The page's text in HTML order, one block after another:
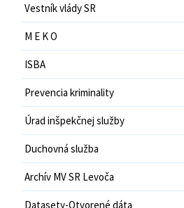
Vestník vlády SR
M E K O
ISBA
Prevencia kriminality
Úrad inšpekčnej služby
Duchovná služba
Archív MV SR Levoča
Datasety-Otvorené dáta